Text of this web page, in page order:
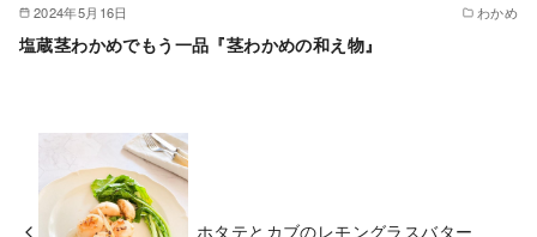
2024年5月16日 わかめ
塩蔵茎わかめでもう一品『茎わかめの和え物』
ホタテとカブのレモングラスバター